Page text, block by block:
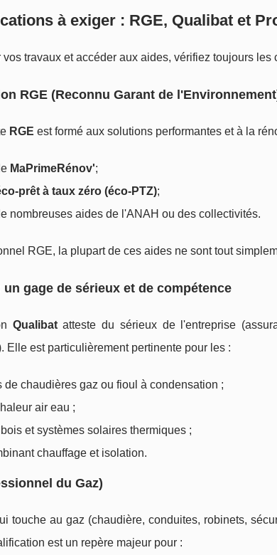
à exiger : RGE, Qualibat et
vos travaux et accéder aux aides, vérifiez toujours
RGE (Reconnu Garant de
RGE est formé aux solutions performantes et à la
MaPrimeRénov';
prêt à taux zéro (éco-PTZ);
nombreuses aides de l'ANAH ou des collectivités.
RGE, la plupart de ces aides ne sont tout
un gage de sérieux et de compétence
Qualibatatteste du sérieux de l'entreprise
Elle est particulièrement pertinente pour les :
de chaudières gaz ou fioul à condensation ;
air eau ;
et systèmes solaires thermiques ;
chauffage et isolation.
du Gaz)
touche au gaz (chaudière, conduites, robinets,
est un repère majeur pour :